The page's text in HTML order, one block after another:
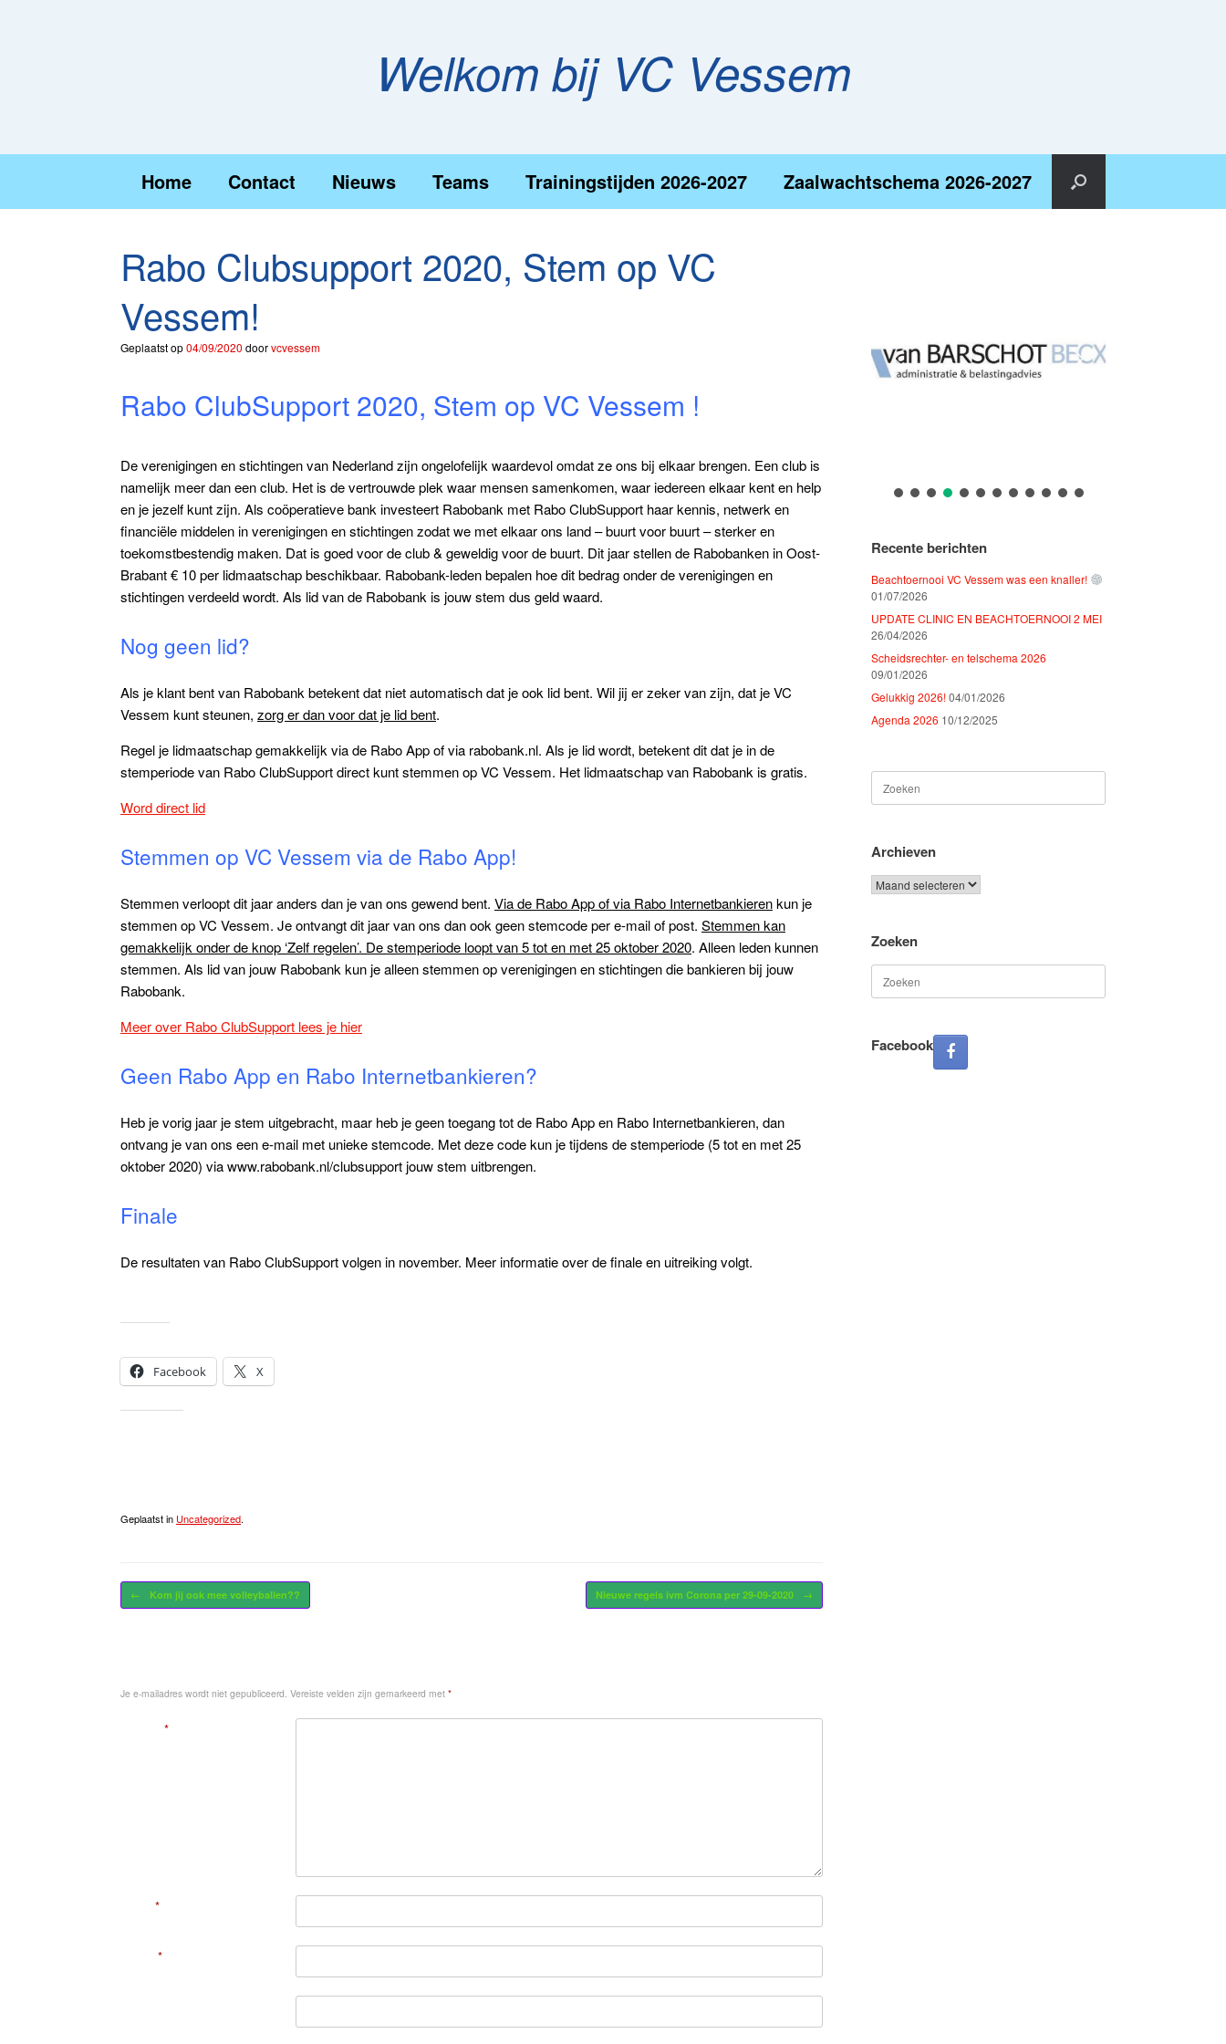
Welkom bij VC Vessem
Home Contact Nieuws Teams Trainingstijden 2026-2027 Zaalwachtschema 2026-2027
Rabo Clubsupport 2020, Stem op VC
Vessem!
Geplaatst op04/09/2020 doorvcvessem
Rabo ClubSupport 2020, Stem op VC Vessem !
De verenigingen en stichtingen van Nederland zijn ongelofelijk waardevol omdat ze ons bij elkaar brengen. Een club is
namelijk meer dan een club. Het is de vertrouwde plek waar mensen samenkomen, waar iedereen elkaar kent en help
en je jezelf kunt zijn. Als coöperatieve bank investeert Rabobank met Rabo ClubSupport haar kennis, netwerk en
financiële middelen in verenigingen en stichtingen zodat we met elkaar ons land – buurt voor buurt – sterker en
toekomstbestendig maken. Dat is goed voor de club & geweldig voor de buurt. Dit jaar stellen de Rabobanken in Oost-
Brabant € 10 per lidmaatschap beschikbaar. Rabobank-leden bepalen hoe dit bedrag onder de verenigingen en
stichtingen verdeeld wordt. Als lid van de Rabobank is jouw stem dus geld waard.
Nog geen lid?
Als je klant bent van Rabobank betekent dat niet automatisch dat je ook lid bent. Wil jij er zeker van zijn, dat je VC
Vessem kunt steunen, zorg er dan voor dat je lid bent.
Regel je lidmaatschap gemakkelijk via de Rabo App of via rabobank.nl. Als je lid wordt, betekent dit dat je in de
stemperiode van Rabo ClubSupport direct kunt stemmen op VC Vessem. Het lidmaatschap van Rabobank is gratis.
Word direct lid
Stemmen op VC Vessem via de Rabo App!
Stemmen verloopt dit jaar anders dan je van ons gewend bent. Via de Rabo App of via Rabo Internetbankierenkun je
stemmen op VC Vessem. Je ontvangt dit jaar van ons dan ook geen stemcode per e-mail of post. Stemmen kan
gemakkelijk onder de knop ‘Zelf regelen’. De stemperiode loopt van 5 tot en met 25 oktober 2020. Alleen leden kunnen
stemmen. Als lid van jouw Rabobank kun je alleen stemmen op verenigingen en stichtingen die bankieren bij jouw
Rabobank.
Meer over Rabo ClubSupport lees je hier
Geen Rabo App en Rabo Internetbankieren?
Heb je vorig jaar je stem uitgebracht, maar heb je geen toegang tot de Rabo App en Rabo Internetbankieren, dan
ontvang je van ons een e-mail met unieke stemcode. Met deze code kun je tijdens de stemperiode (5 tot en met 25
oktober 2020) via www.rabobank.nl/clubsupport jouw stem uitbrengen.
Finale
De resultaten van Rabo ClubSupport volgen in november. Meer informatie over de finale en uitreiking volgt.
Facebook
X
Geplaatst in Uncategorized.
Bericht navigatie
← Kom jij ook mee volleyballen?? Nieuwe regels ivm Corona per 29-09-2020 →
Je e-mailadres wordt niet gepubliceerd. Vereiste velden zijn gemarkeerd met *
*
*
*
Recente berichten
Beachtoernooi VC Vessem was een knaller!
01/07/2026
UPDATE CLINIC EN BEACHTOERNOOI 2 MEI
26/04/2026
Scheidsrechter- en telschema 2026
09/01/2026
Gelukkig 2026!04/01/2026
Agenda 2026 10/12/2025
naar:
Archieven
Archieven
Zoeken
naar:
Facebook